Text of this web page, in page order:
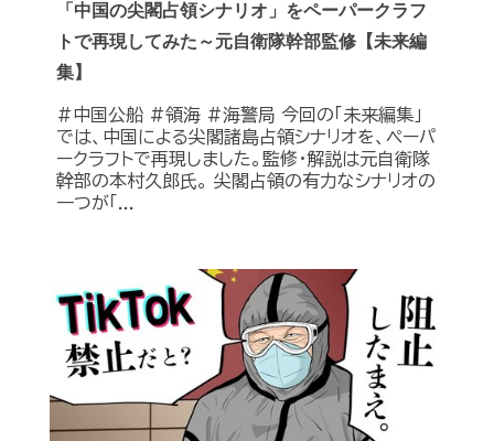
「中国の尖閣占領シナリオ」をペーパークラフ
トで再現してみた～元自衛隊幹部監修【未来編
集】
#中国公船 #領海 #海警局 今回の「未来編集」
では、中国による尖閣諸島占領シナリオを、ペーパ
ークラフトで再現しました。監修・解説は元自衛隊
幹部の本村久郎氏。 尖閣占領の有力なシナリオの
一つが「...